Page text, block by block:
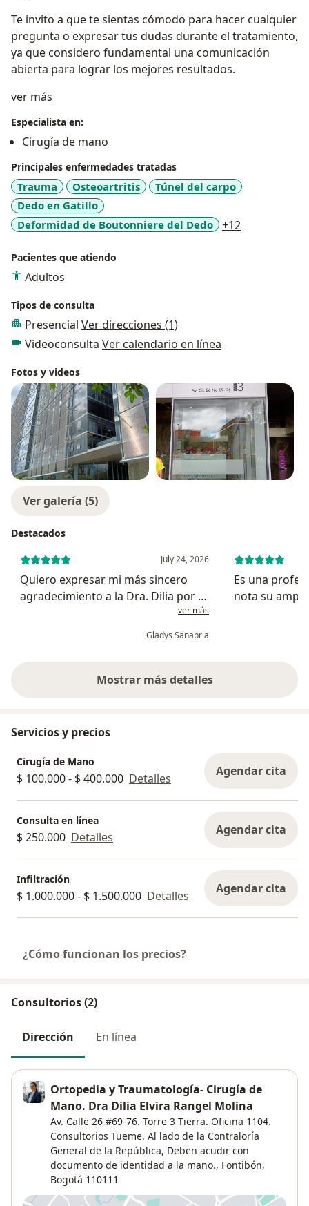
Te invito a que te sientas cómodo para hacer cualquier
pregunta o expresar tus dudas durante el tratamiento,
ya que considero fundamental una comunicación
abierta para lograr los mejores resultados.
ver más
Especialista en:
Cirugía de mano
Principales enfermedades tratadas
Trauma Osteoartritis
Túnel del carpo
Dedo en Gatillo
Deformidad de Boutonniere del Dedo
+12
Pacientes que atiendo
Adultos
Tipos de consulta
Presencial Ver direcciones (1)
Videoconsulta Ver calendario en línea
Fotos y videos
Ver galería (5)
Destacados
July 24, 2026
Quiero expresar mi más sincero
agradecimiento a la Dra. Dilia por la
excelente atención brindada. Desde
el primer momento fue muy
ver más
Gladys Sanabria
Es una
nota su
Mostrar más detalles
sobre la experiencia
Servicios y precios
Cirugía de Mano
$ 100.000 - $ 400.000 Detalles Agendar cita
Consulta en línea
$ 250.000 Detalles Agendar cita
Infiltración
$ 1.000.000 - $ 1.500.000 Detalles Agendar cita
¿Cómo funcionan los precios?
Consultorios (2)
Dirección En línea
Ortopedia y Traumatología- Cirugía de
Mano. Dra Dilia Elvira Rangel Molina
Av. Calle 26 #69-76. Torre 3 Tierra. Oficina 1104.
Consultorios Tueme. Al lado de la Contraloría
General de la República, Deben acudir con
documento de identidad a la mano., Fontibón,
Bogotá 110111